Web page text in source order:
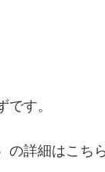
す。
の詳細はこち